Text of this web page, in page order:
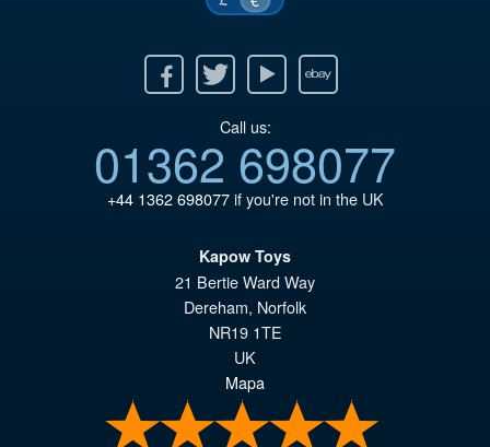
Twitter Youtube Ebay
Call us:
01362 698077
+44 1362 698077if you're not in the UK
Kapow Toys
21 Bertie Ward Way
Dereham, Norfolk
NR19 1TE
UK
Mapa